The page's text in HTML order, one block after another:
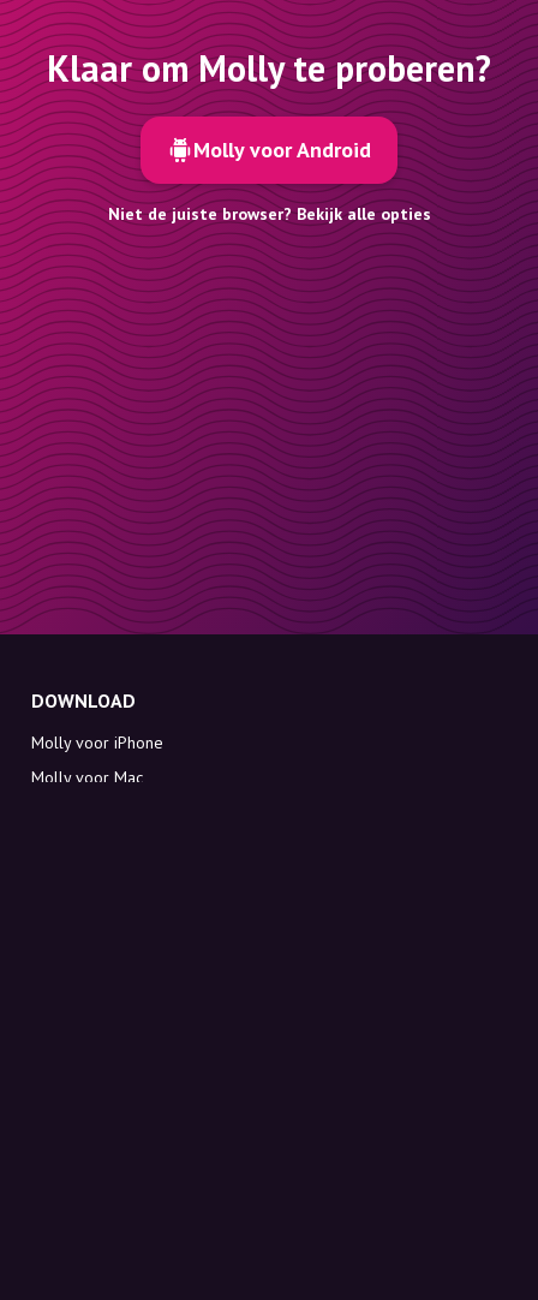
Klaar om Molly te proberen?
Molly voor Android
Niet de juiste browser? Bekijk alle opties
DOWNLOAD
Molly voor iPhone
Molly voor Mac